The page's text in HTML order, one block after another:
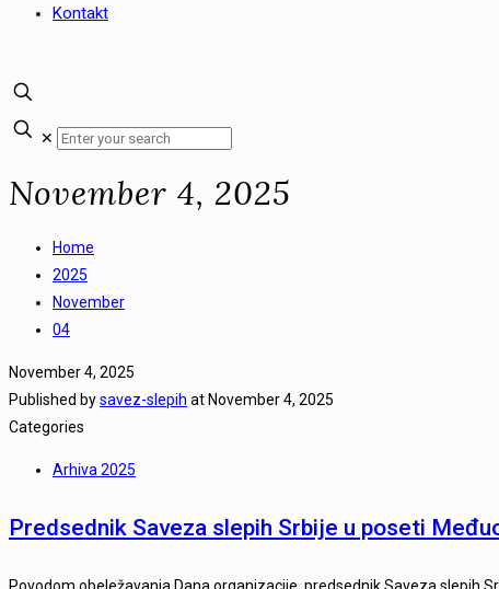
Kontakt
✕
November 4, 2025
Home
2025
November
04
November 4, 2025
Published bysavez-slepih at November 4, 2025
Categories
Arhiva 2025
Predsednik Saveza slepih Srbije u poseti